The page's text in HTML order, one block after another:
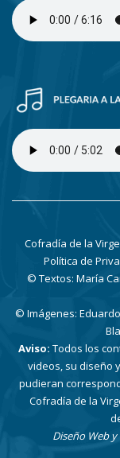
Cofradía de la
Política de
© Textos: María
© Imágenes:
Aviso: Todos los
videos, su diseño
pudieran
Cofradía de la
Diseño Web